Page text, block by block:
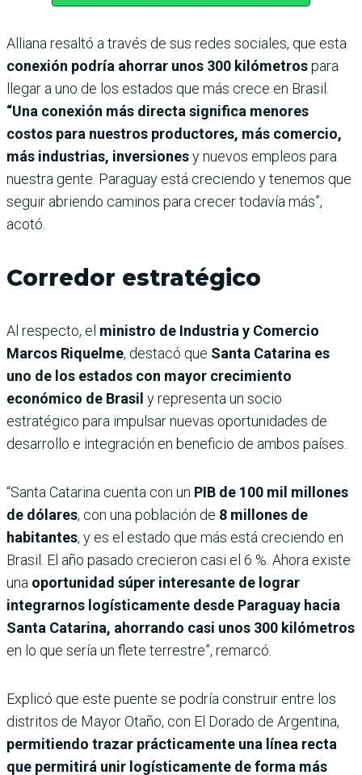
Alliana resaltó a través de sus redes sociales, que esta
conexión podría ahorrar unos 300 kilómetrospara
llegar a uno de los estados que más crece en Brasil.
“Una conexión más directa significa menores
costos para nuestros productores, más comercio,
más industrias, inversionesy nuevos empleos para
nuestra gente. Paraguay está creciendo y tenemos que
seguir abriendo caminos para crecer todavía más”,
acotó.
Corredor estratégico
Al respecto, el ministro de Industria y Comercio
Marcos Riquelme, destacó que Santa Catarina es
uno de los estados con mayor crecimiento
económico de Brasil y representa un socio
estratégico para impulsar nuevas oportunidades de
desarrollo e integración en beneficio de ambos países.
“Santa Catarina cuenta con un PIB de 100 mil millones
de dólares, con una población de 8 millones de
habitantes, y es el estado que más está creciendo en
Brasil. El año pasado crecieron casi el 6 %. Ahora existe
una oportunidad súper interesante de lograr
integrarnos logísticamente desde Paraguay hacia
Santa Catarina, ahorrando casi unos 300 kilómetros
en lo que sería un flete terrestre”, remarcó.
Explicó que este puente se podría construir entre los
distritos de Mayor Otaño, con El Dorado de Argentina,
permitiendo trazar prácticamente una línea recta
que permitirá unir logísticamente de forma más